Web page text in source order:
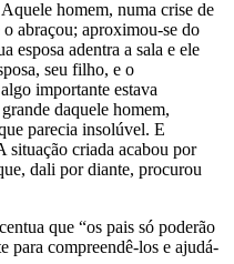
homem, numa crise de
abraçou; aproximou-se do
esposa adentra a sala e ele
seu filho, e o
importante estava
daquele homem,
parecia insolúvel. E
situação criada acabou por
dali por diante, procurou
que “os pais só poderão
para compreendê-los e ajudá-